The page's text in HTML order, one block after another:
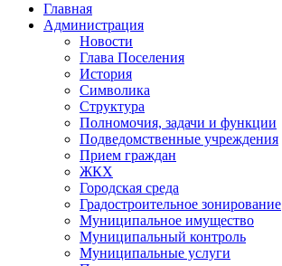
Главная
Администрация
Новости
Глава Поселения
История
Символика
Структура
Полномочия, задачи и функции
Подведомственные учреждения
Прием граждан
ЖКХ
Городская среда
Градостроительное зонирование
Муниципальное имущество
Муниципальный контроль
Муниципальные услуги